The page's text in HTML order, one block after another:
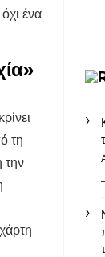
ένα
τη
την